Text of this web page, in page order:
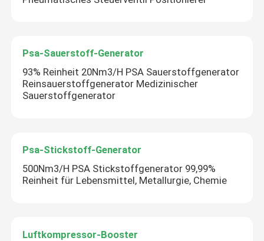
Psa-Sauerstoff-Generator
93% Reinheit 20Nm3/H PSA Sauerstoffgenerator
Reinsauerstoffgenerator Medizinischer
Sauerstoffgenerator
Psa-Stickstoff-Generator
500Nm3/H PSA Stickstoffgenerator 99,99%
Reinheit für Lebensmittel, Metallurgie, Chemie
Luftkompressor-Booster